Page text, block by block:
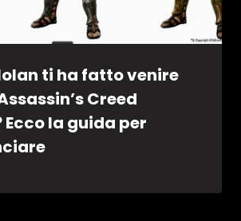
ti ha fatto venire
Creed
Ecco la guida per